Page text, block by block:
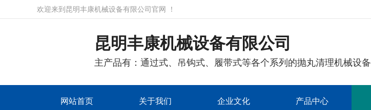
欢迎来到昆明丰康机械设备有限公司官网 ！
昆明丰康机械设备有限公司
主产品有：通过式、吊钩式、履带式等各个系列的抛丸清理机械设备
网站首页 关于我们 企业文化 产品中心